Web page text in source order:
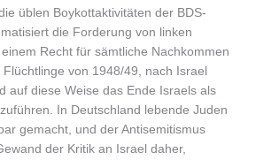
üblen Boykottaktivitäten der BDS-
die Forderung von linken
Recht für sämtliche Nachkommen
von 1948/49, nach Israel
auf diese Weise das Ende Israels als
In Deutschland lebende Juden
gemacht, und der Antisemitismus
der Kritik an Israel daher,